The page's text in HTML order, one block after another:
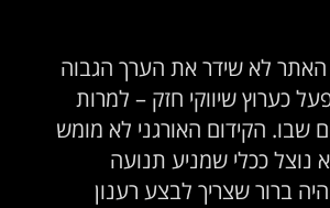
האתר לא שידר את הערך הגבוה
כערוץ שיווקי חזק – למרות
שבו. הקידום האורגני לא מומש
נוצל ככלי שמניע תנועה
ברור שצריך לבצע רענון